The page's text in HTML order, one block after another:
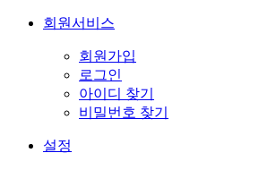
회원서비스
회원가입
로그인
아이디 찾기
비밀번호 찾기
설정